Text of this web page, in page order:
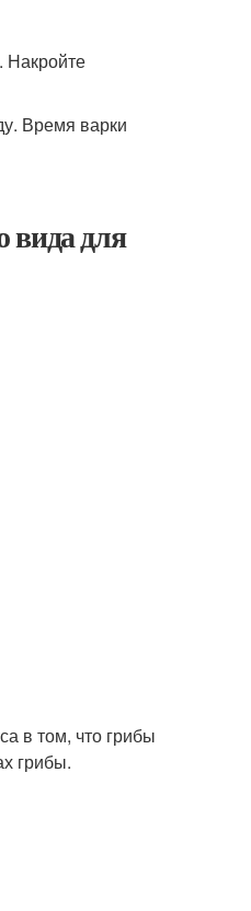
Накройте
Время варки
вида для
в том, что грибы
грибы.